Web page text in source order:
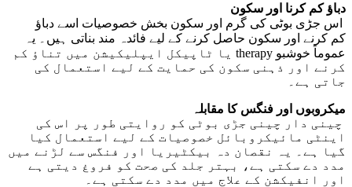
دباؤ کم کرنا اور سکون
اس جڑی بوٹی کی گرم اور سکون بخش خصوصیات اسے دباؤ
کم کرنے اور سکون حاصل کرنے کے لیے فائدہ مند بناتی ہیں۔ یہ
عموماً خوشبو therapy یا ٹاپیکل ایپلیکیشن میں تناؤ کم
کرنے اور ذہنی سکون کی حمایت کے لیے استعمال کی
جاتی ہے۔
میکروبوں اور فنگس کا مقابلہ
چینی دار چینی جڑی بوٹی کو روایتی طور پر اس کی
اینٹی مائیکروبائل خصوصیات کے لیے استعمال کیا
گیا ہے۔ یہ نقصان دہ بیکٹیریا اور فنگس سے لڑنے میں
مدد دے سکتی ہے، بہتر جلد کی صحت کو فروغ دیتی ہے
اور انفیکشن کے علاج میں مدد دے سکتی ہے۔